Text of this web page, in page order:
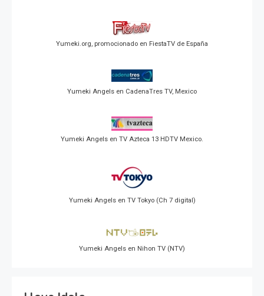
Yumeki.org, promocionado en FiestaTV de España
Yumeki Angels en CadenaTres TV, Mexico
Yumeki Angels en TV Azteca 13 HDTV Mexico.
Yumeki Angels en TV Tokyo (Ch 7 digital)
Yumeki Angels en Nihon TV (NTV)